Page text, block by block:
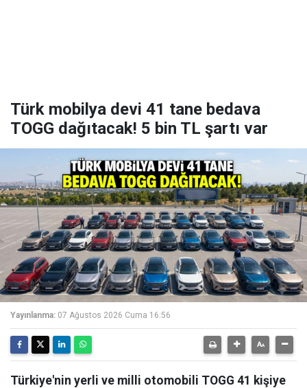
Türk mobilya devi 41 tane bedava
TOGG dağıtacak! 5 bin TL şartı var
Yayınlanma: 07 Ağustos 2026 Cuma 16:56
Türkiye'nin yerli ve milli otomobili TOGG 41 kişiye